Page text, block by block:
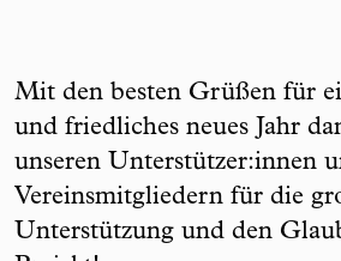
Mit den besten Grüßen für
und friedliches neues Jahr
unseren Unterstützer:innen
Vereinsmitgliedern für die
Unterstützung und den